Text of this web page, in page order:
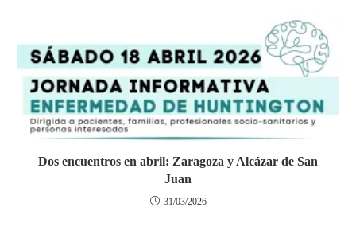
Dos encuentros en abril: Zaragoza y Alcázar de San
Juan
31/03/2026